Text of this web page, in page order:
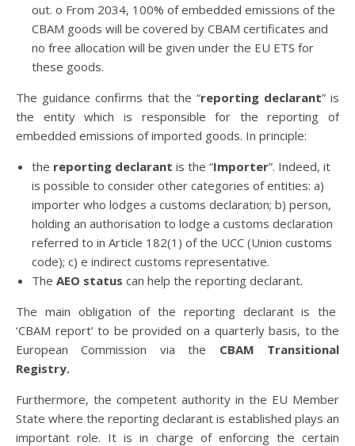
out. o From 2034, 100% of embedded emissions of the
CBAM goods will be covered by CBAM certificates and
no free allocation will be given under the EU ETS for
these goods.
The guidance confirms that the “reporting declarant” is
the entity which is responsible for the reporting of
embedded emissions of imported goods. In principle:
the reporting declarant is the “Importer”. Indeed, it
is possible to consider other categories of entities: a)
importer who lodges a customs declaration; b) person,
holding an authorisation to lodge a customs declaration
referred to in Article 182(1) of the UCC (Union customs
code); c) e indirect customs representative.
The AEO status can help the reporting declarant.
The main obligation of the reporting declarant is the
‘CBAM report’ to be provided on a quarterly basis, to the
European Commission via the CBAM Transitional
Registry.
Furthermore, the competent authority in the EU Member
State where the reporting declarant is established plays an
important role. It is in charge of enforcing the certain